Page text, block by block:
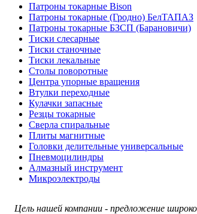
Патроны токарные Bison
Патроны токарные (Гродно) БелТАПАЗ
Патроны токарные БЗСП (Барановичи)
Тиски слесарные
Тиски станочные
Тиски лекальные
Столы поворотные
Центра упорные вращения
Втулки переходные
Кулачки запасные
Резцы токарные
Сверла спиральные
Плиты магнитные
Головки делительные универсальные
Пневмоцилиндры
Алмазный инструмент
Микроэлектроды
Цель нашей компании - предложение